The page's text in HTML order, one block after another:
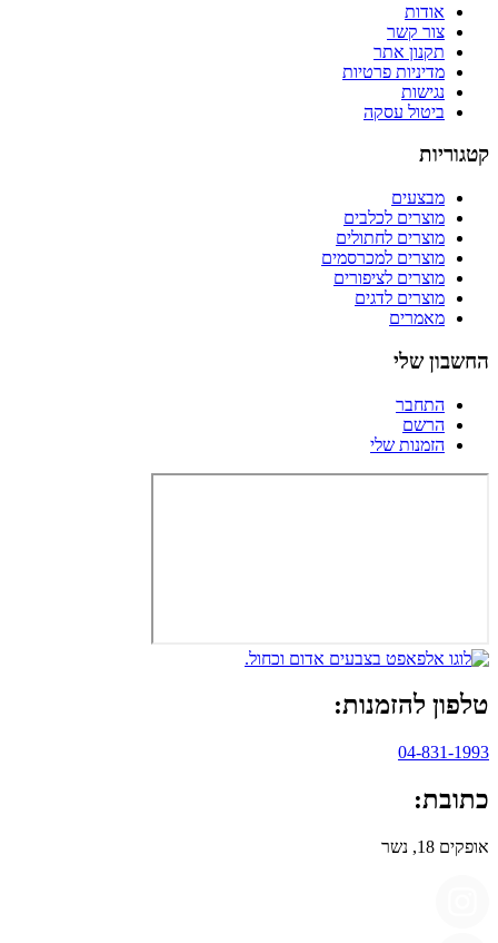
אודות
צור קשר
תקנון אתר
מדיניות פרטיות
נגישות
ביטול עסקה
קטגוריות
מבצעים
מוצרים לכלבים
מוצרים לחתולים
מוצרים למכרסמים
מוצרים לציפורים
מוצרים לדגים
מאמרים
החשבון שלי
התחבר
הרשם
הזמנות שלי
טלפון להזמנות:
04-831-1993
כתובת:
אופקים 18, נשר